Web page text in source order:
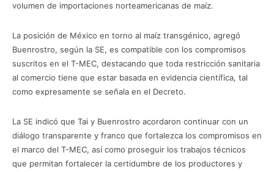
volumen de importaciones norteamericanas de maíz.
La posición de México en torno al maíz transgénico, agregó
Buenrostro, según la SE, es compatible con los compromisos
suscritos en el T-MEC, destacando que toda restricción sanitaria
al comercio tiene que estar basada en evidencia científica, tal
como expresamente se señala en el Decreto.
La SE indicó que Tai y Buenrostro acordaron continuar con un
diálogo transparente y franco que fortalezca los compromisos en
el marco del T-MEC, así como proseguir los trabajos técnicos
que permitan fortalecer la certidumbre de los productores y